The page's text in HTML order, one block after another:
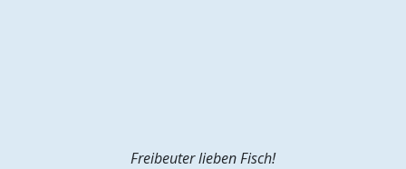
Freibeuter lieben Fisch!